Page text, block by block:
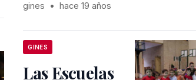
gines • hace 19 años
GINES
Las Escuelas